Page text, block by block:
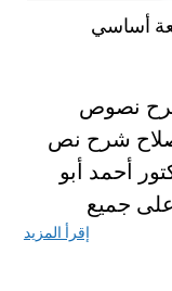
أساسي
شرح نصوص
اصلاح شرح نص
أحمد أبو
على جميع
إقرأ المزيد